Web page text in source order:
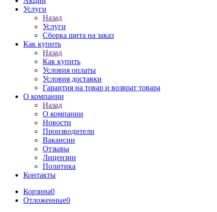
Услуги
Назад
Услуги
Сборка щита на заказ
Как купить
Назад
Как купить
Условия оплаты
Условия доставки
Гарантия на товар и возврат товара
О компании
Назад
О компании
Новости
Производители
Вакансии
Отзывы
Лицензии
Политика
Контакты
Корзина0
Отложенные0